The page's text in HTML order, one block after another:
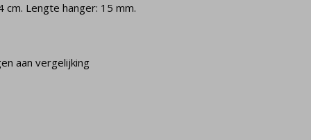
cm. Lengte hanger: 15 mm.
aan vergelijking